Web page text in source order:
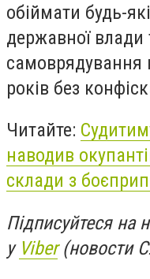
обіймати будь-
державної влади
самоврядування
років без
Читайте:
наводив
склади з
Підписуйтеся на
у Viber(новости